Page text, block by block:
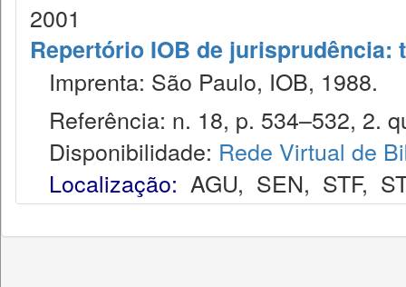
2001
Repertório IOB de
Imprenta: São Paulo, IOB, 1988.
Referência: n. 18, p. 534–532, 2.
Disponibilidade: Rede Virtual de
Localização: AGU, SEN, STF,